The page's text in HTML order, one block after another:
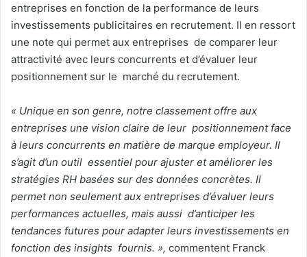
entreprises en fonction de la performance de leurs
investissements publicitaires en recrutement. Il en ressort
une note qui permet aux entreprises de comparer leur
attractivité avec leurs concurrents et d’évaluer leur
positionnement sur le marché du recrutement.
« Unique en son genre, notre classement offre aux
entreprises une vision claire de leur positionnement face
à leurs concurrents en matière de marque employeur. Il
s’agit d’un outil essentiel pour ajuster et améliorer les
stratégies RH basées sur des données concrètes. Il
permet non seulement aux entreprises d’évaluer leurs
performances actuelles, mais aussi d’anticiper les
tendances futures pour adapter leurs investissements en
fonction des insights fournis. », commentent Franck